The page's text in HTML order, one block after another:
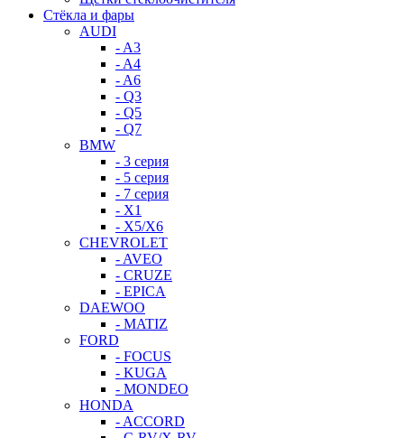
Стёкла и фары
AUDI
- A3
- A4
- A6
- Q3
- Q5
- Q7
BMW
- 3 серия
- 5 серия
- 7 серия
- X1
- X5/X6
CHEVROLET
- AVEO
- CRUZE
- EPICA
DAEWOO
- MATIZ
FORD
- FOCUS
- KUGA
- MONDEO
HONDA
- ACCORD